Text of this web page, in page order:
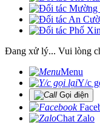
Đang xử lý... Vui lòng
Menu
Y/c
Gọi điện
Chat Zalo